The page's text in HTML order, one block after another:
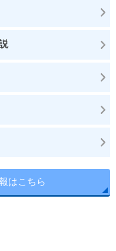
はこちら